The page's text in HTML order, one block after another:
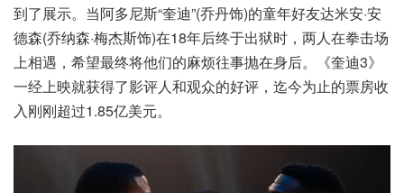
到了展示。当阿多尼斯“奎迪”(乔丹饰)的童年好友达米安·安
德森(乔纳森·梅杰斯饰)在18年后终于出狱时，两人在拳击场
上相遇，希望最终将他们的麻烦往事抛在身后。《奎迪3》
一经上映就获得了影评人和观众的好评，迄今为止的票房收
入刚刚超过1.85亿美元。